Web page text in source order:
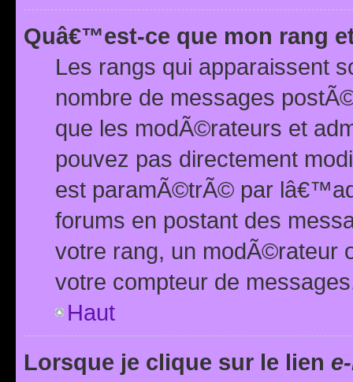
Quâ€™est-ce que mon rang
Les rangs qui apparaissent
nombre de messages
que les modÃ©rateurs et
pouvez pas directement
est paramÃ©trÃ© par
forums en postant des
votre rang, un modÃ©rateur
votre compteur de
Haut
Lorsque je clique sur le lien